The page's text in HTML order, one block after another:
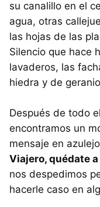
su canalillo en el
agua, otras
las hojas de las
Silencio que hace
lavaderos, las
hiedra y de
Después de todo
encontramos un
mensaje en
Viajero, quédate
nos despedimos
hacerle caso en